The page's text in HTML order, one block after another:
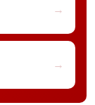
→
→